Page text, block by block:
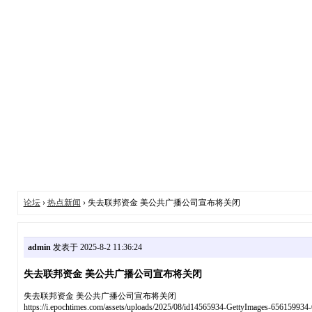
论坛› 热点新闻 › 失去联邦资金 美公共广播公司宣布将关闭
admin发表于 2025-8-2 11:36:24
失去联邦资金 美公共广播公司宣布将关闭
失去联邦资金 美公共广播公司宣布将关闭
https://i.epochtimes.com/assets/uploads/2025/08/id14565934-GettyImages-